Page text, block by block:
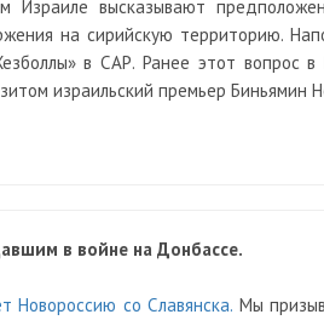
Израиле высказывают
на сирийскую территорию.
в САР. Ранее этот вопрос
израильский премьер Биньямин
в войне на Донбассе.
Новороссию со Славянска. Мы